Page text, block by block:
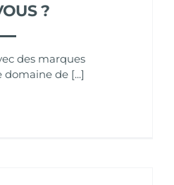
?
des marques
de [...]